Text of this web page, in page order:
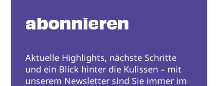
abonnieren
Aktuelle Highlights, nächste Schritte
und ein Blick hinter die Kulissen – mit
unserem Newsletter sind Sie immer im